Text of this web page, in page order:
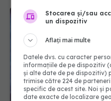
Stocarea și/sau
un dispozitiv
Aflați mai multe
Datele dvs. cu caracter
informațiile de pe dispozitiv
și alte date de pe dispozitiv)
trimise către 224 de
specific de acest site. Noi și
date exacte de localizare